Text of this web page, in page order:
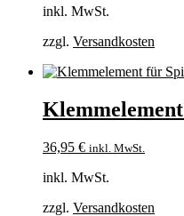
inkl. MwSt.
zzgl. Versandkosten
36,95 € inkl. MwSt.
inkl. MwSt.
zzgl. Versandkosten